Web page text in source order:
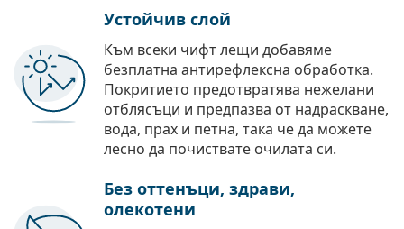
Устойчив слой
Към всеки чифт лещи добавяме
безплатна антирефлексна обработка.
Покритието предотвратява нежелани
отблясъци и предпазва от надраскване,
вода, прах и петна, така че да можете
лесно да почиствате очилата си.
Без оттенъци, здрави,
олекотени